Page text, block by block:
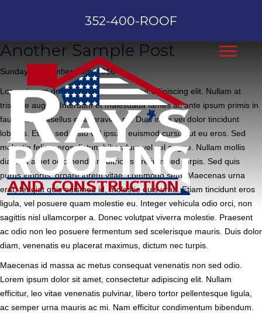
352-400-ROOF
Author:DigiSquid
Another Sample Post
Sunday, September 25th, 2016
Lorem ipsum dolor sit amet, consectetur adipiscing elit. Nullam at
tristique augue. Interdum et malesuada fames ac ante ipsum primis in
faucibus. Phasellus eget gravida mi. Duis in ex vel dolor tincidunt
lobortis. Etiam sed justo vel ipsum euismod cursus ut eu eros. Sed
molestie felis a eros dictum bibendum vel vel augue. Nullam mollis
diam sit amet odio hendrerit ultricies pretium sed turpis. Sed quis
purus lobortis, ornare lorem vitae, commodo sem. Maecenas urna
erat, feugiat quis euismod id, molestie quis urna. Etiam tincidunt eros
ligula, vel posuere quam molestie eu. Integer vehicula odio orci, non
sagittis nisl ullamcorper a. Donec volutpat viverra molestie. Praesent
ac odio non leo posuere fermentum sed scelerisque mauris. Duis dolor
diam, venenatis eu placerat maximus, dictum nec turpis.
Maecenas id massa ac metus consequat venenatis non sed odio.
Lorem ipsum dolor sit amet, consectetur adipiscing elit. Nullam
efficitur, leo vitae venenatis pulvinar, libero tortor pellentesque ligula,
ac semper urna mauris ac mi. Nam efficitur condimentum bibendum.